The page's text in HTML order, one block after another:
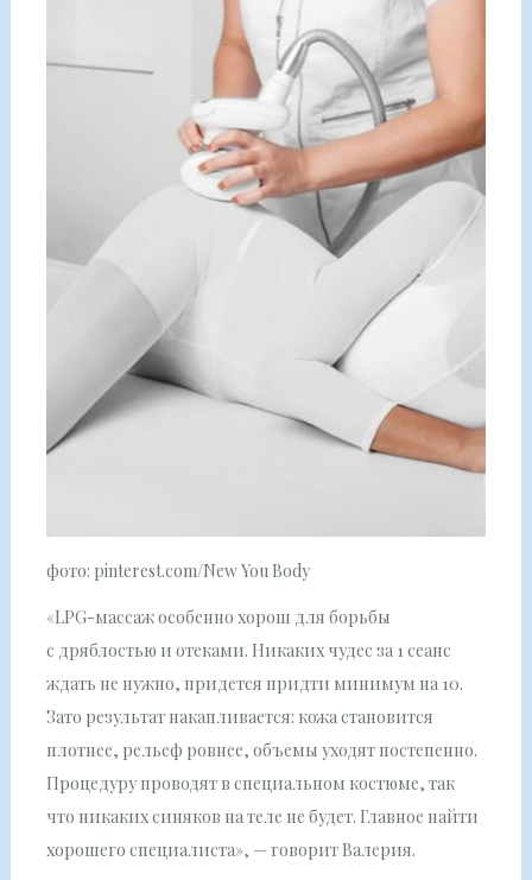
фото: pinterest.com/New You Body
«LPG-массаж особенно хорош для борьбы
с дряблостью и отеками. Никаких чудес за 1 сеанс
ждать не нужно, придется придти минимум на 10.
Зато результат накапливается: кожа становится
плотнее, рельеф ровнее, объемы уходят постепенно.
Процедуру проводят в специальном костюме, так
что никаких синяков на теле не будет. Главное найти
хорошего специалиста», — говорит Валерия.